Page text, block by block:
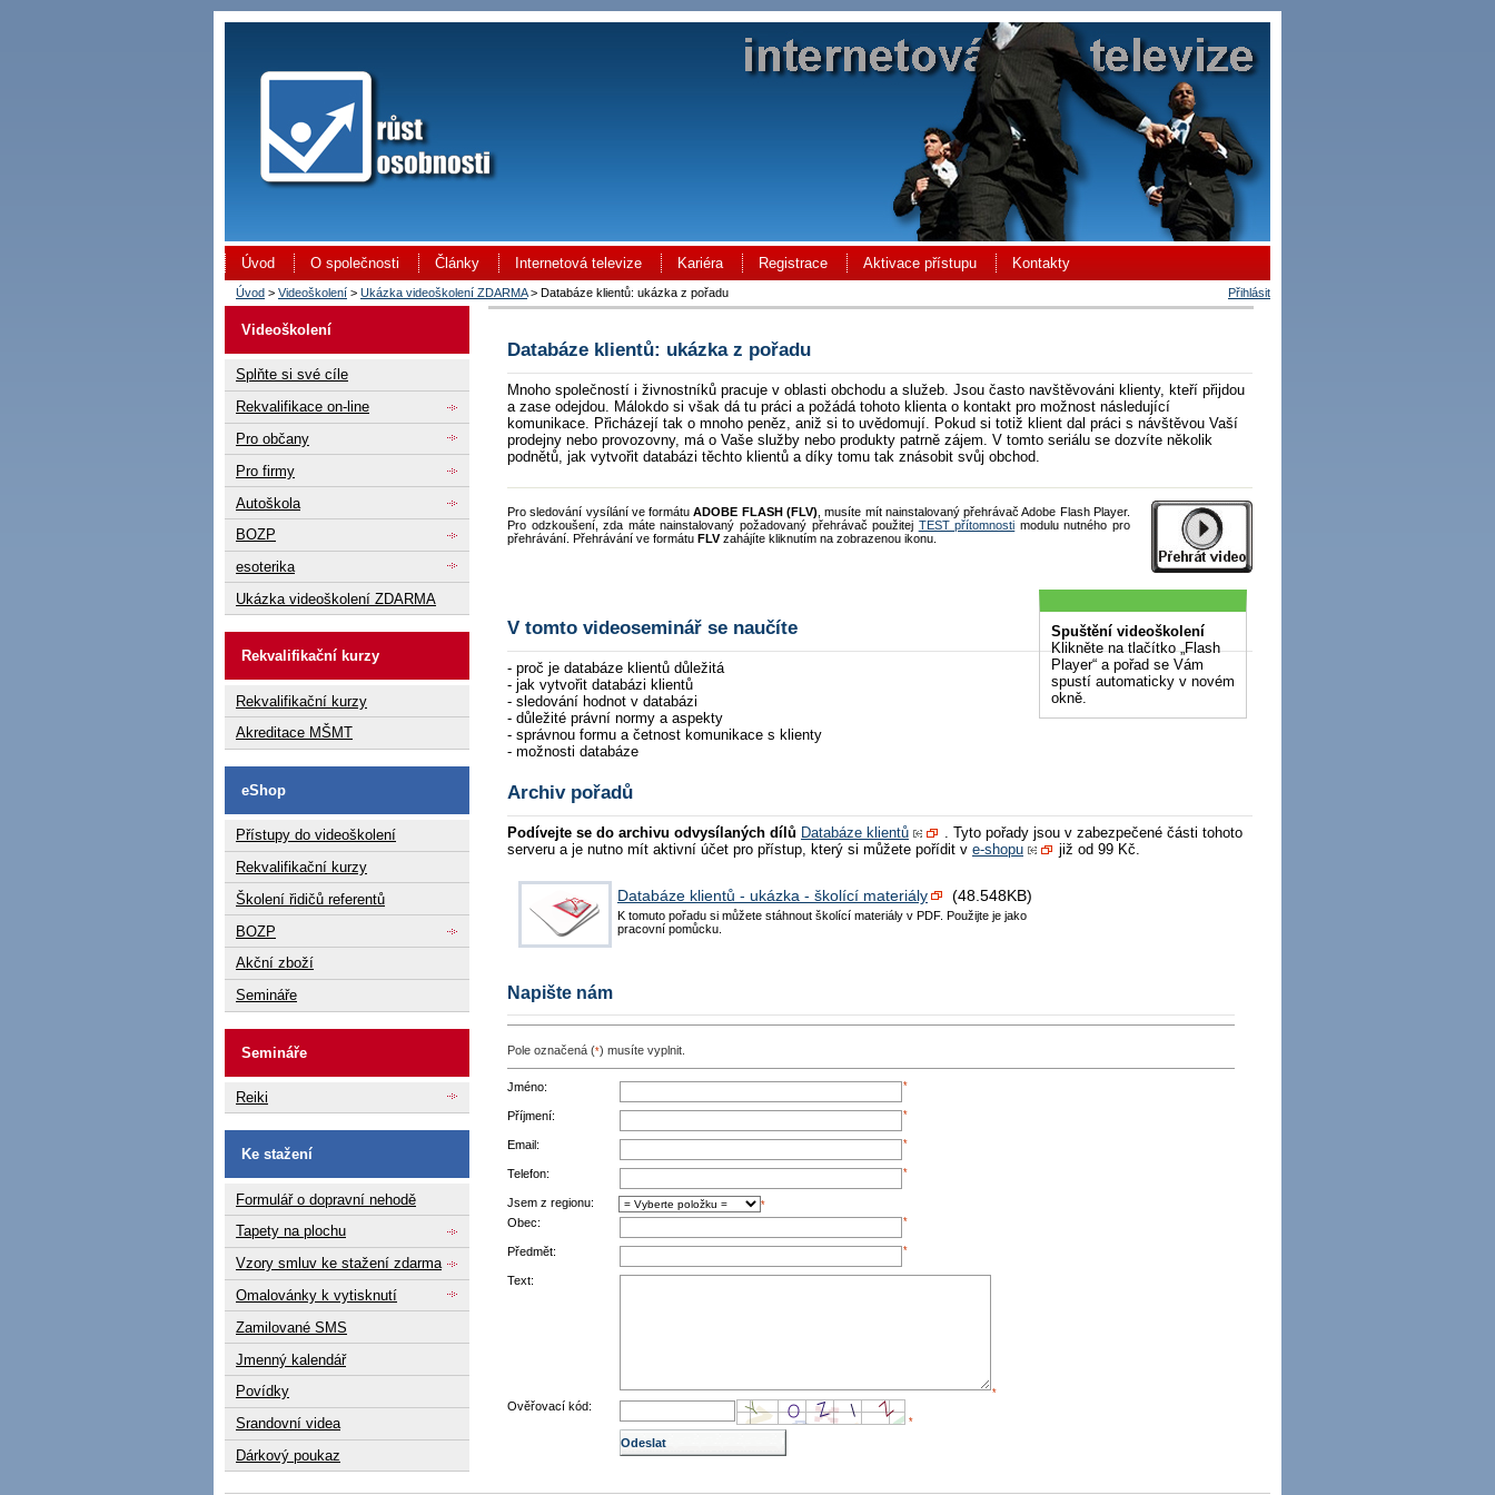
Úvod O společnosti Články Internetová televize Kariéra Registrace Aktivace přístupu Kontakty
Úvod > Videoškolení > Ukázka videoškolení ZDARMA> Databáze klientů: ukázka z pořadu Přihlásit
Videoškolení
Splňte si své cíle
Rekvalifikace on-line
Pro občany
Pro firmy
Autoškola
BOZP
esoterika
Ukázka videoškolení ZDARMA
Rekvalifikační kurzy
Rekvalifikační kurzy
Akreditace MŠMT
eShop
Přístupy do videoškolení
Rekvalifikační kurzy
Školení řidičů referentů
BOZP
Akční zboží
Semináře
Semináře
Reiki
Ke stažení
Formulář o dopravní nehodě
Tapety na plochu
Vzory smluv ke stažení zdarma
Omalovánky k vytisknutí
Zamilované SMS
Jmenný kalendář
Povídky
Srandovní videa
Dárkový poukaz
Databáze klientů: ukázka z pořadu
Mnoho společností i živnostníků pracuje v oblasti obchodu a služeb. Jsou často navštěvováni klienty, kteří přijdou
a zase odejdou. Málokdo si však dá tu práci a požádá tohoto klienta o kontakt pro možnost následující
komunikace. Přicházejí tak o mnoho peněz, aniž si to uvědomují. Pokud si totiž klient dal práci s návštěvou Vaší
prodejny nebo provozovny, má o Vaše služby nebo produkty patrně zájem. V tomto seriálu se dozvíte několik
podnětů, jak vytvořit databázi těchto klientů a díky tomu tak znásobit svůj obchod.
Pro sledování vysílání ve formátuADOBE FLASH (FLV) , musíte mít nainstalovaný přehrávač Adobe Flash Player.
Pro odzkoušení, zda máte nainstalovaný požadovaný přehrávač použitej TEST přítomnosti modulu nutného pro
přehrávání. Přehrávání ve formátu FLVzahájíte kliknutím na zobrazenou ikonu.
Spuštění videoškolení
Klikněte na tlačítko „Flash
Player“ a pořad se Vám
spustí automaticky v novém
okně.
V tomto videoseminář se naučíte
- proč je databáze klientů důležitá
- jak vytvořit databázi klientů
- sledování hodnot v databázi
- důležité právní normy a aspekty
- správnou formu a četnost komunikace s klienty
- možnosti databáze
Archiv pořadů
Podívejte se do archivu odvysílaných dílů Databáze klientů
. Tyto pořady jsou v zabezpečené části tohoto
serveru a je nutno mít aktivní účet pro přístup, který si můžete pořídit v e-shopu již od 99 Kč.
Databáze klientů - ukázka - školící materiály (48.548KB)
K tomuto pořadu si můžete stáhnout školící materiály v PDF. Použijte je jako
pracovní pomůcku.
Napište nám
Pole označená (*) musíte vyplnit.
Jméno: *
Příjmení: *
Email: *
Telefon: *
Jsem z regionu: *
Obec: *
Předmět: *
Text:
*
Ověřovací kód:
*